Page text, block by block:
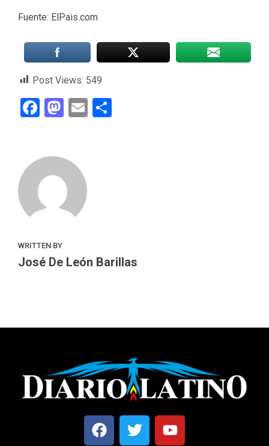
Fuente: ElPais.com
Post Views: 549
Facebook
Mastodon
Email
WRITTEN BY
José De León Barillas